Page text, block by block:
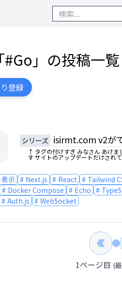
#Go 」の投稿一覧
登録
シリーズ isirmt.com v2が
↑ タグの付けすぎ みなさん あけま
す サイトのアップデートだけされ
示 Next.js React Tailwind
Docker Compose
Echo
Auth.js
WebSocket
1ページ目 (